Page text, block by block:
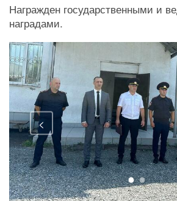
Награжден государственными и
наградами.
<